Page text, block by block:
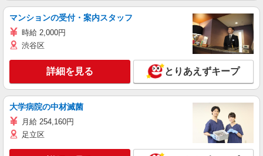
マンションの受付・案内スタッフ
時給 2,000円
渋谷区
詳細を見る とりあえずキープ
大学病院の中材滅菌
月給 254,160円
足立区